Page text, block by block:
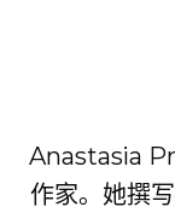
Anastasia
作家。她撰